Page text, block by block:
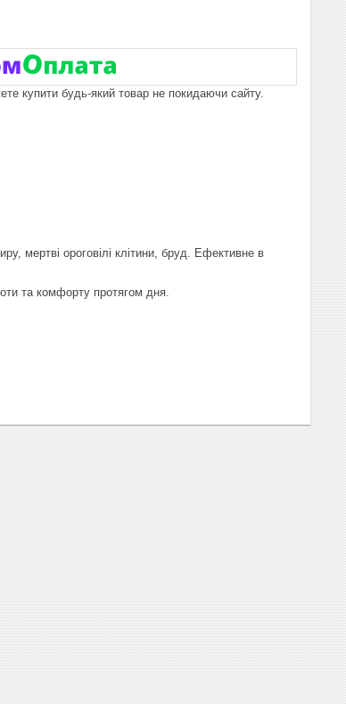
купити будь-який товар не покидаючи сайту.
мертві ороговілі клітини, бруд. Ефективне в
та комфорту протягом дня.